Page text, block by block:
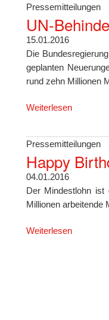
Pressemitteilungen
UN-
15.01.2016
Die
geplanten
rund zehn Millionen
Weiterlesen
Pressemitteilungen
Happy
04.01.2016
Der Mindestlohn
Millionen arbeitende
Weiterlesen